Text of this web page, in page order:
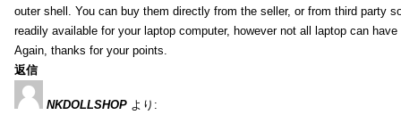
outer shell. You can buy them directly from the seller, or from third party
readily available for your laptop computer, however not all laptop can
Again, thanks for your points.
返信
NKDOLLSHOP より: